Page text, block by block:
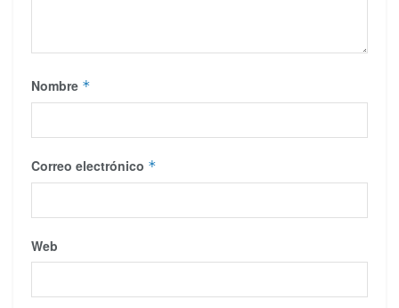
Nombre *
Correo electrónico *
Web